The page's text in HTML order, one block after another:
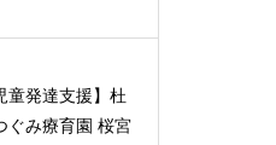
童発達支援】杜
ぐみ療育園 桜宮
童発達支援】杜
ぐみ療育園 桜宮